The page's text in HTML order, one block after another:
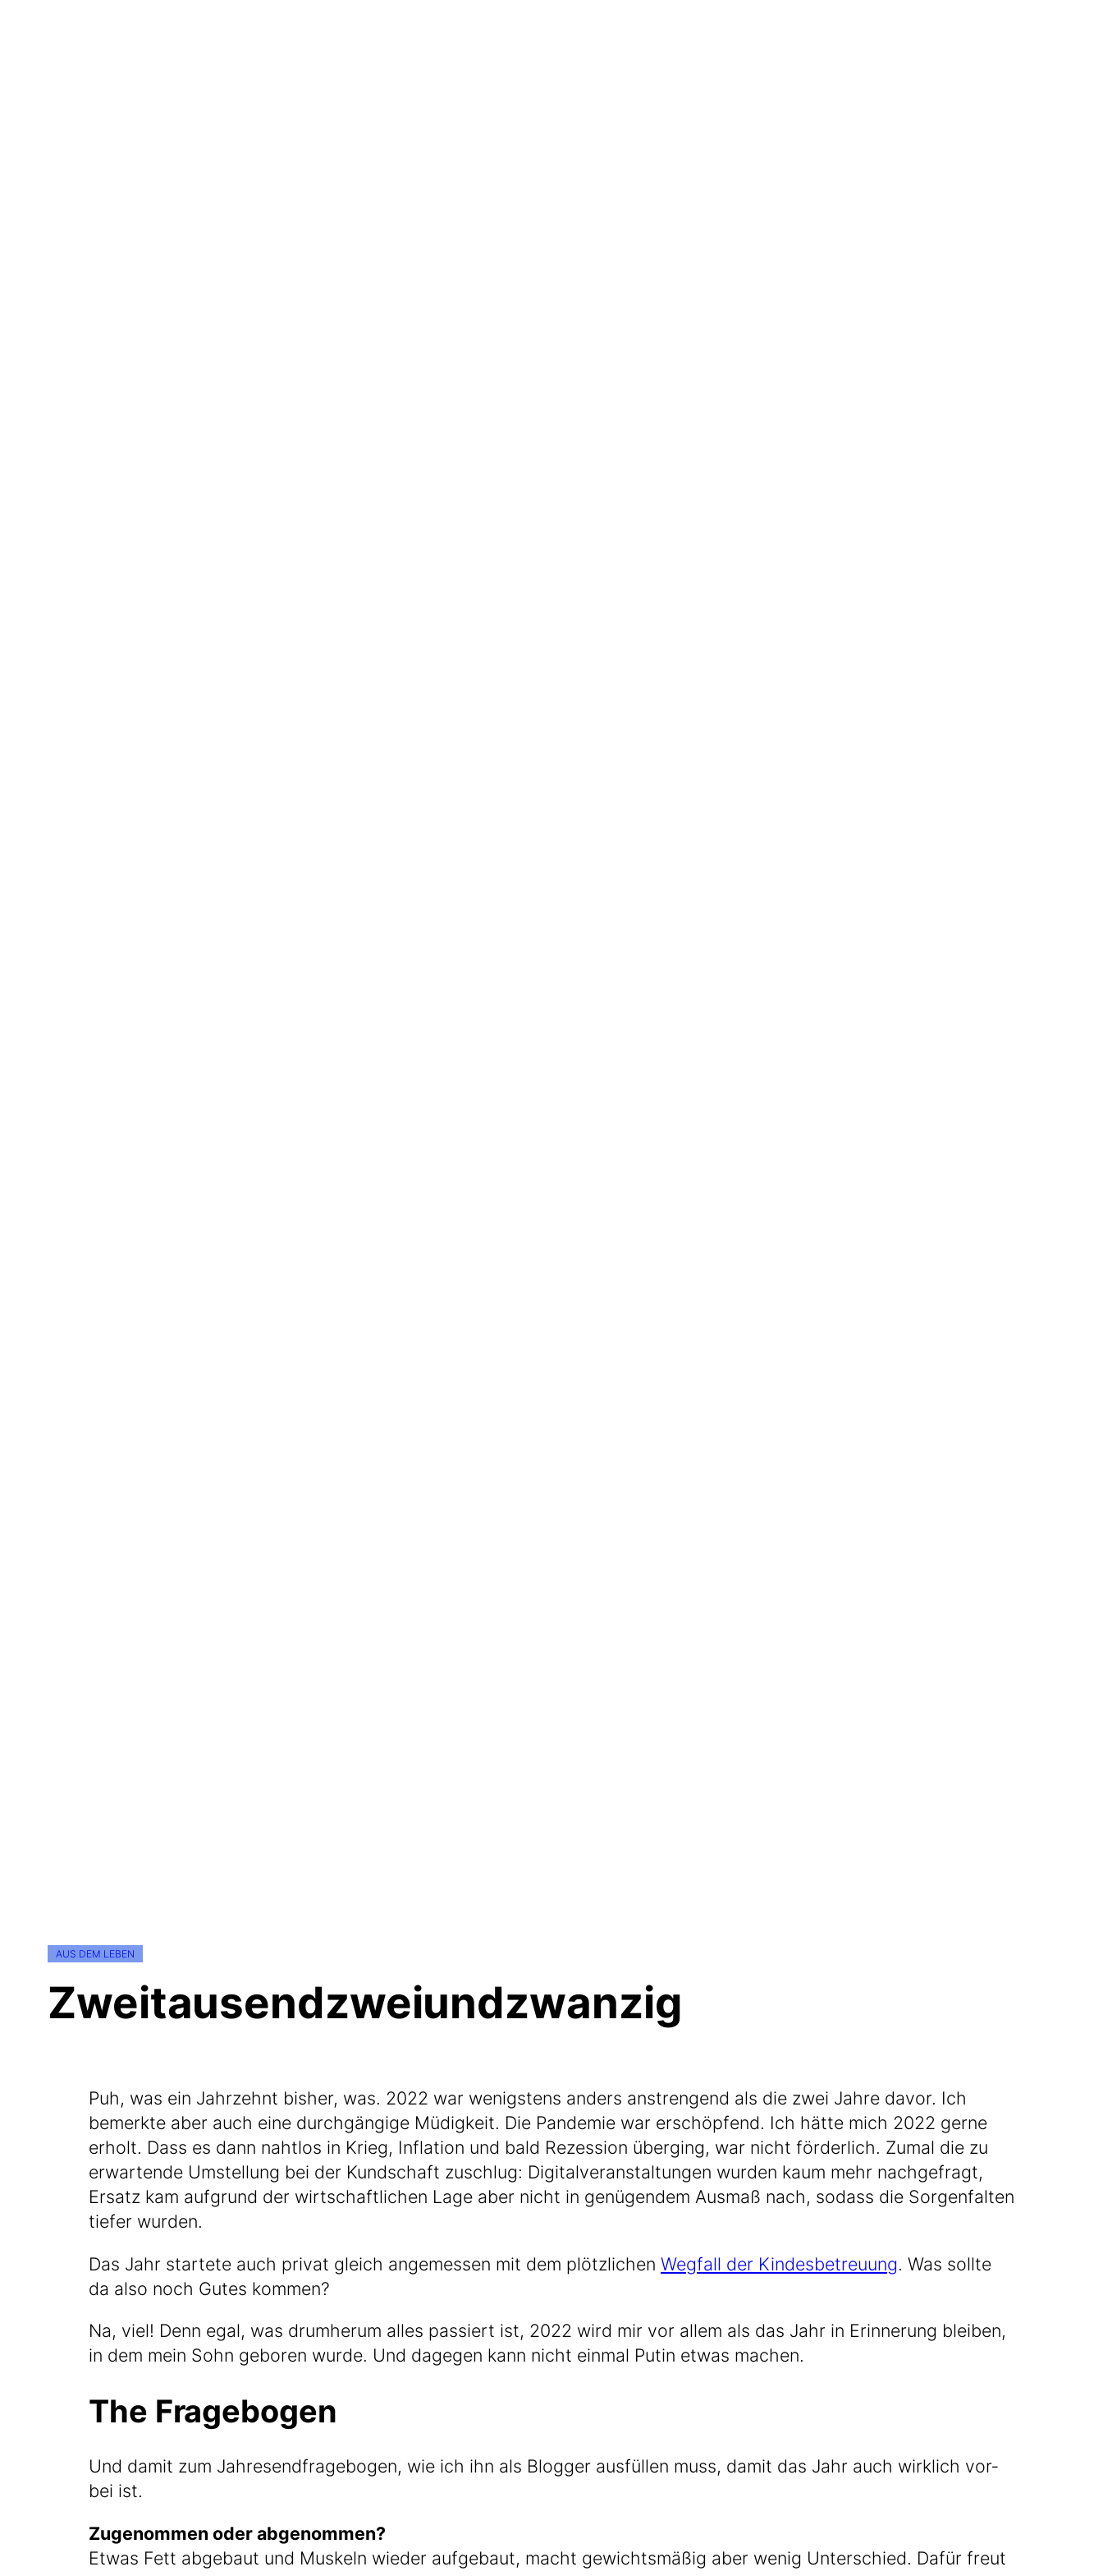
AUS DEM LEBEN
Zweitausendzweiundzwanzig
Puh, was ein Jahr­zehnt bis­her, was. 2022 war wenigs­tens anders anstren­gend als die zwei Jah­re davor. Ich
bemerk­te aber auch eine durch­gän­gi­ge Müdig­keit. Die Pan­de­mie war erschöp­fend. Ich hät­te mich 2022 ger­ne
erholt. Dass es dann naht­los in Krieg, Infla­ti­on und bald Rezes­si­on über­ging, war nicht för­der­lich. Zumal die zu
erwar­ten­de Umstel­lung bei der Kund­schaft zuschlug: Digi­tal­ver­an­stal­tun­gen wur­den kaum mehr nach­ge­fragt,
Ersatz kam auf­grund der wirt­schaft­li­chen Lage aber nicht in genü­gen­dem Aus­maß nach, sodass die Sor­gen­fal­ten
tie­fer wurden.
Das Jahr star­te­te auch pri­vat gleich ange­mes­sen mit dem plötz­li­chen Weg­fall der Kin­des­be­treu­ung. Was soll­te
da also noch Gutes kommen?
Na, viel! Denn egal, was drum­her­um alles pas­siert ist, 2022 wird mir vor allem als das Jahr in Erin­ne­rung blei­ben,
in dem mein Sohn gebo­ren wur­de. Und dage­gen kann nicht ein­mal Putin etwas machen.
The Fragebogen
Und damit zum Jah­res­end­fra­ge­bo­gen, wie ich ihn als Blog­ger aus­fül­len muss, damit das Jahr auch wirk­lich vor­
bei ist.
Zuge­nom­men oder abge­nom­men?
Etwas Fett abge­baut und Mus­keln wie­der auf­ge­baut, macht gewichts­mä­ßig aber wenig Unter­schied. Dafür freut